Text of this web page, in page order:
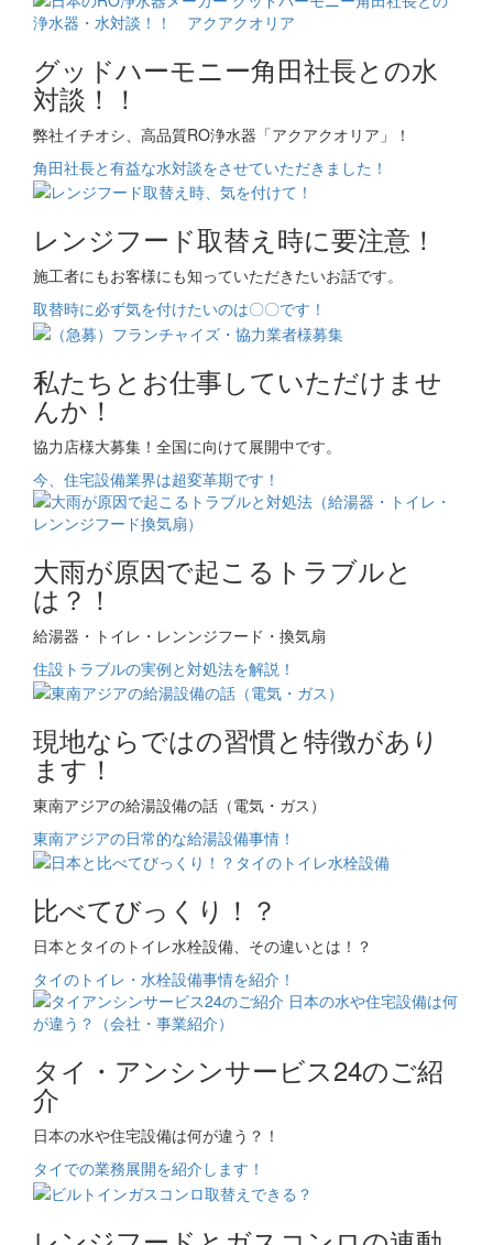
グッドハーモニー角田社長との水
対談！！
弊社イチオシ、高品質RO浄水器「アクアクオリア」！
角田社長と有益な水対談をさせていただきました！
レンジフード取替え時に要注意！
施工者にもお客様にも知っていただきたいお話です。
取替時に必ず気を付けたいのは〇〇です！
私たちとお仕事していただけませ
んか！
協力店様大募集！全国に向けて展開中です。
今、住宅設備業界は超変革期です！
大雨が原因で起こるトラブルと
は？！
給湯器・トイレ・レンンジフード・換気扇
住設トラブルの実例と対処法を解説！
現地ならではの習慣と特徴があり
ます！
東南アジアの給湯設備の話（電気・ガス）
東南アジアの日常的な給湯設備事情！
比べてびっくり！？
日本とタイのトイレ水栓設備、その違いとは！？
タイのトイレ・水栓設備事情を紹介！
タイ・アンシンサービス24のご紹
介
日本の水や住宅設備は何が違う？！
タイでの業務展開を紹介します！